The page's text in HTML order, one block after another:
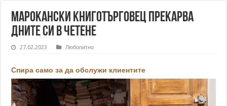
Марокански книготърговец прекарва
дните си в четене
27.02.2023 Любопитно
Спира само за да обслужи клиентите